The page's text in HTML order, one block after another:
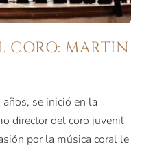
CORO: MARTIN
se inició en la
director del coro juvenil
por la música coral le